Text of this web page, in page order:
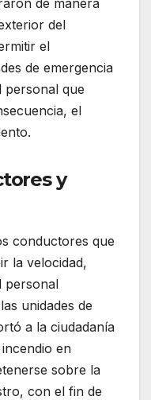
de manera
del
el
de emergencia
personal que
el
y
conductores que
la velocidad,
personal
unidades de
a la ciudadanía
en
sobre la
con el fin de